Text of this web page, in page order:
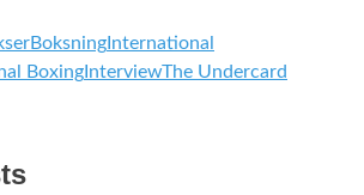
Boksning International
Boxing InterviewThe Undercard